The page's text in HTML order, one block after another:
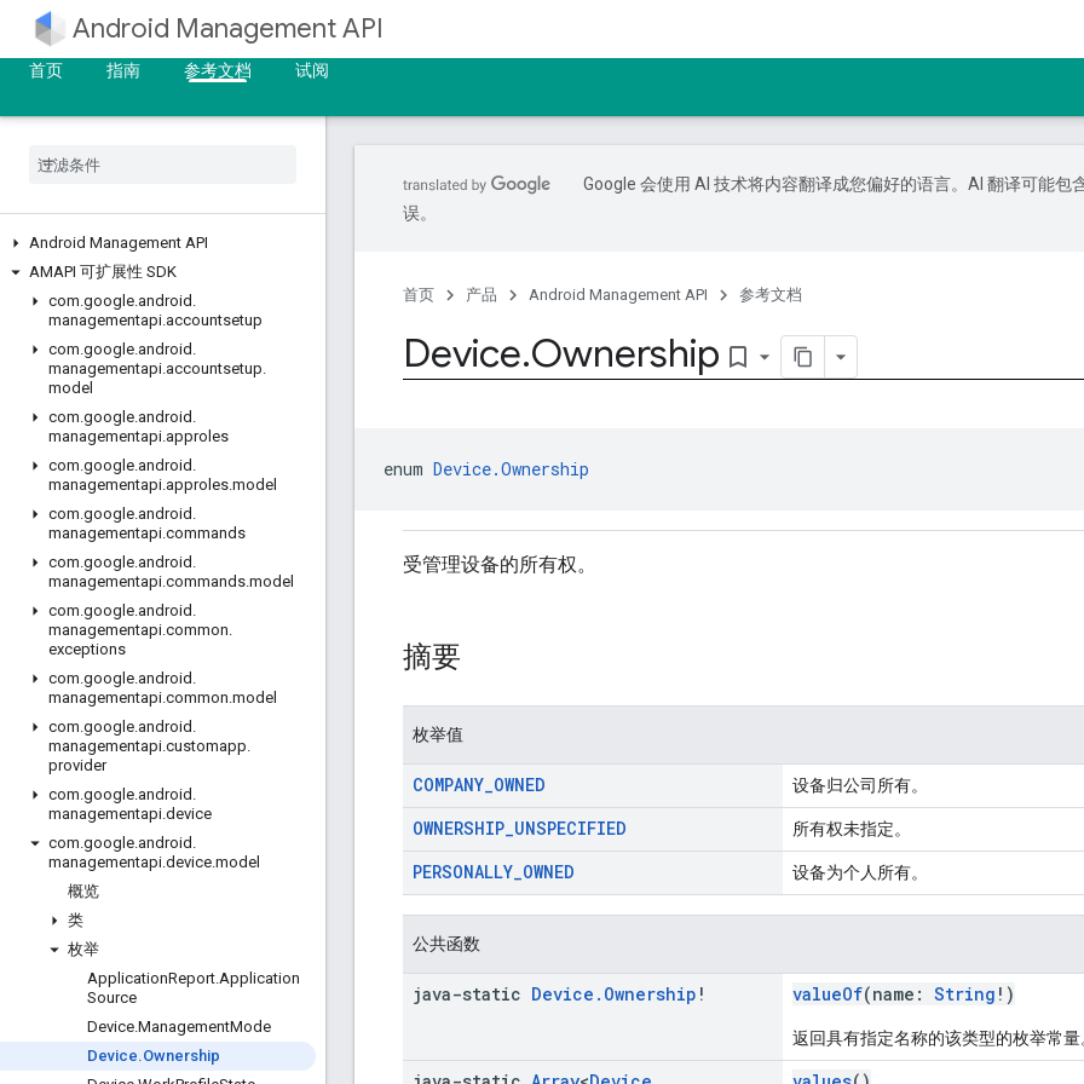
Android Management API
首页 指南 参考文档 试阅
Android Management API
AMAPI 可扩展性 SDK
com.google.android .
managementapi.accountsetup
com.google.android .
managementapi.accountsetup.
model
com.google.android .
managementapi.approles
com.google.android .
managementapi.approles.model
com.google.android .
managementapi.commands
com.google.android .
managementapi.commands.model
com.google.android .
managementapi.common.
exceptions
com.google.android .
managementapi.common.model
com.google.android .
managementapi.customapp.
provider
com.google.android .
managementapi.device
com.google.android .
managementapi.device.model
概览
类
枚举
ApplicationReport.Application
Source
Device.ManagementMode
Device.Ownership
Google 会使用 AI 技术将内容翻译成您偏好的语言。AI 翻译可能包
误。
首页 产品 Android Management API 参考文档
Device.Ownership bookmark_border
enum Device.Ownership
受管理设备的所有权。
摘要
枚举值
COMPANY_OWNED 设备归公司所有。
OWNERSHIP_UNSPECIFIED 所有权未指定。
PERSONALLY_OWNED 设备为个人所有。
公共函数
java-static Device . Ownership ! valueOf(name: String !)
返回具有指定名称的该类型的枚举常量